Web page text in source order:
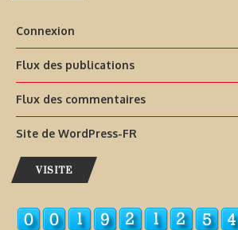
Connexion
Flux des publications
Flux des commentaires
Site de WordPress-FR
VISITE